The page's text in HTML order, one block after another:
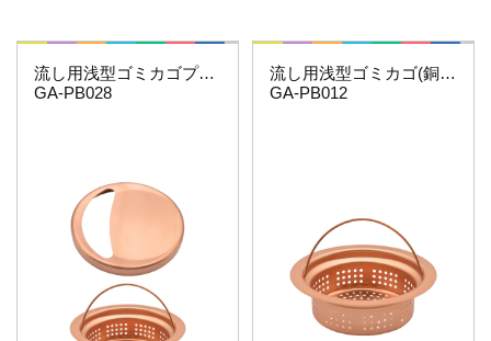
これカモ・・・
流し用浅型ゴミカゴプレートセット(銅製）
GA-PB028
これカモ・・・
流し用浅型ゴミカゴ(銅製)
GA-PB012